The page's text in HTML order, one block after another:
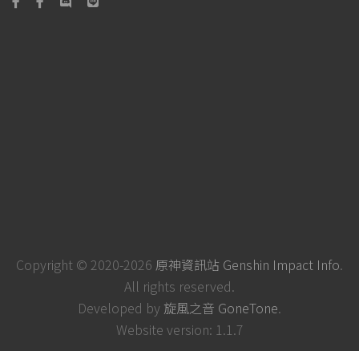
Copyright © 2020-2026 原神資訊站 Genshin Impact Info.
All rights reserved.
Developed by 旋風之音 GoneTone.
Website version: 1.1.7